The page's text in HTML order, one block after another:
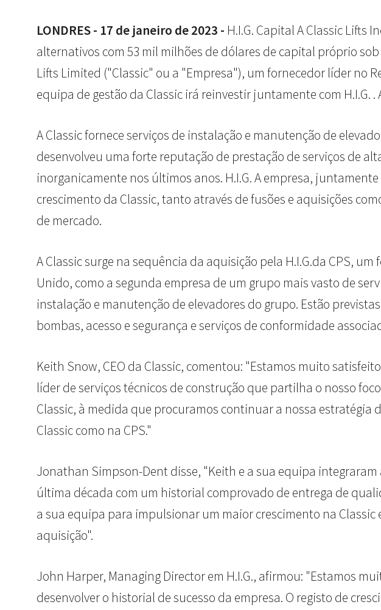
LONDRES - 17 de janeiro de 2023 - H.I.G. Capital A Classic Lifts
alternativos com 53 mil milhões de dólares de capital próprio
Lifts Limited ("Classic" ou a "Empresa"), um fornecedor líder no
equipa de gestão da Classic irá reinvestir juntamente com
A Classic fornece serviços de instalação e manutenção de
desenvolveu uma forte reputação de prestação de serviços de
inorganicamente nos últimos anos. H.I.G. A empresa,
crescimento da Classic, tanto através de fusões e aquisições
de mercado.
A Classic surge na sequência da aquisição pela H.I.G.da CPS,
Unido, como a segunda empresa de um grupo mais vasto de
instalação e manutenção de elevadores do grupo. Estão
bombas, acesso e segurança e serviços de conformidade
Keith Snow, CEO da Classic, comentou: "Estamos muito
líder de serviços técnicos de construção que partilha o nosso
Classic, à medida que procuramos continuar a nossa estratégia
Classic como na CPS."
Jonathan Simpson-Dent disse, "Keith e a sua equipa
última década com um historial comprovado de entrega de
a sua equipa para impulsionar um maior crescimento na
aquisição".
John Harper, Managing Director em H.I.G., afirmou: "Estamos
desenvolver o historial de sucesso da empresa. O registo de